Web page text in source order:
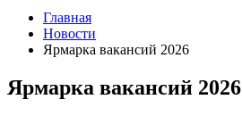
Главная
Новости
Ярмарка вакансий 2026
Ярмарка вакансий 2026